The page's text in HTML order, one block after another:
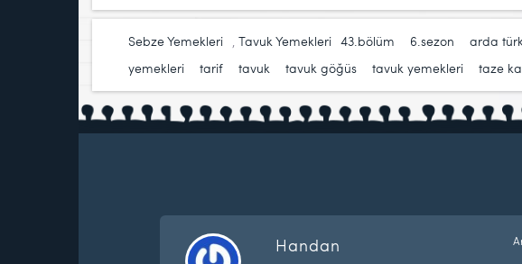
Sebze Yemekleri , Tavuk Yemekleri 43.bölüm 6.sezon arda
yemekleri
tarif tavuk tavuk göğüs tavuk yemekleri taze
Handan